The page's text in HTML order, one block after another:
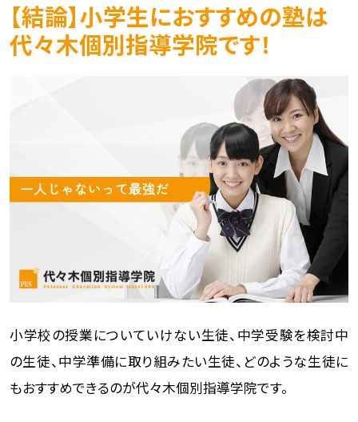
【結論】小学生におすすめの塾は
代々木個別指導学院です！
小学校の授業についていけない生徒、中学受験を検討中
の生徒、中学準備に取り組みたい生徒、どのような生徒に
もおすすめできるのが代々木個別指導学院です。